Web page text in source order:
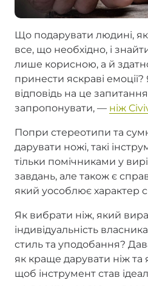
Що подарувати людині,
все, що необхідно, і
лише корисною, а й
принести яскраві
відповідь на це
запропонувати, — ніж
Попри стереотипи та
дарувати ножі, такі
тільки помічниками у
завдань, але також є
який уособлює характер
Як вибрати ніж, який
індивідуальність
стиль та уподобання?
як краще дарувати ніж та
щоб інструмент став